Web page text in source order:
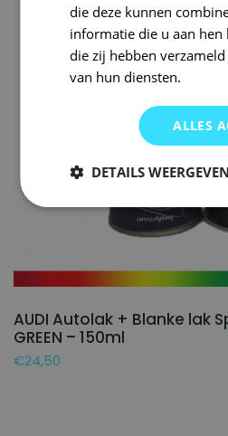
AUDI Autolak + Blanke lak
GREEN – 150ml
€24,50
die deze kunnen
informatie die u aan
die zij hebben
van hun diensten.
ALLES
DETAILS WEERGEVEN